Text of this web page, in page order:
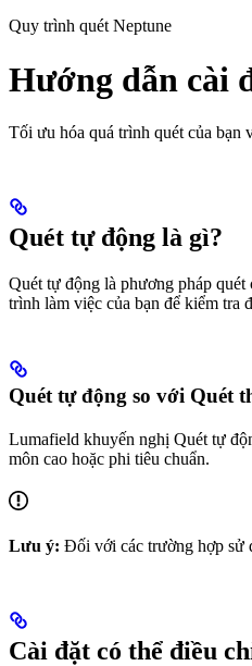
Quy trình quét Neptune
Hướng dẫn cài
Tối ưu hóa quá trình quét của bạn
Quét tự động là gì?
Quét tự động là phương pháp
trình làm việc của bạn để kiểm tra
Quét tự động so với Quét
Lumafield khuyến nghị Quét tự
môn cao hoặc phi tiêu chuẩn.
Lưu ý: Đối với các trường hợp sử
Cài đặt có thể điều